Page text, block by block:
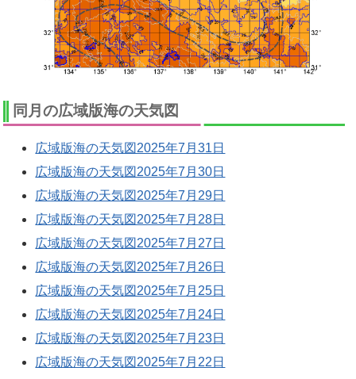
同月の広域版海の天気図
広域版海の天気図2025年7月31日
広域版海の天気図2025年7月30日
広域版海の天気図2025年7月29日
広域版海の天気図2025年7月28日
広域版海の天気図2025年7月27日
広域版海の天気図2025年7月26日
広域版海の天気図2025年7月25日
広域版海の天気図2025年7月24日
広域版海の天気図2025年7月23日
広域版海の天気図2025年7月22日